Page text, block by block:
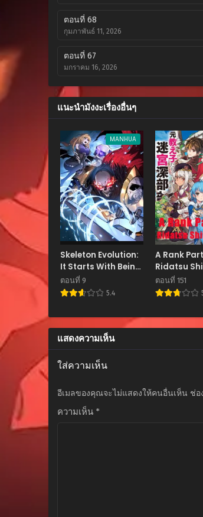
ตอนที่ 68
กุมภาพันธ์ 11, 2026
ตอนที่ 67
มกราคม 16, 2026
ตอนที่ 66
ธันวาคม 30, 2025
ธันวาคม 12, 2025
ตอนที่ 64
ธันวาคม 4, 2025
ตอนที่ 63
พฤศจิกายน 25, 2025
ตอนที่ 62
ตอนที่ 61
พฤศจิกายน 2, 2025
ตุลาคม 24, 2025
ตอนที่ 59
ตุลาคม 16, 2025
ตอนที่ 57
แนะนำมังงะเรื่องอื่นๆ
MANHUA
Skeleton Evolution:
It Starts With Being
Summon by a
Goddess
ตอนที่ 9
5.4
A Rank
Ridatsu
wa, Moto
Tachi to
ตอนที่ 151
แสดงความเห็น
ใส่ความเห็น
อีเมลของคุณจะไม่แสดงให้คนอื่นเห็น ช่อ
ความเห็น *